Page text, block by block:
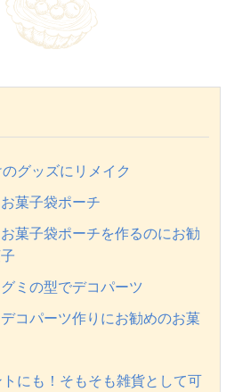
グッズにリメイク
菓子袋ポーチ
菓子袋ポーチを作るのにお勧
ミの型でデコパーツ
コパーツ作りにお勧めのお菓
トにも！そもそも雑貨として可